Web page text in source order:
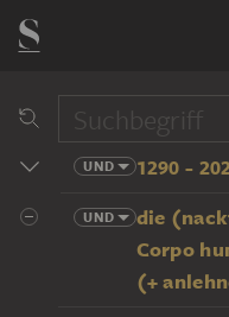
UND 1290 -
UND
die
Corpo
(+